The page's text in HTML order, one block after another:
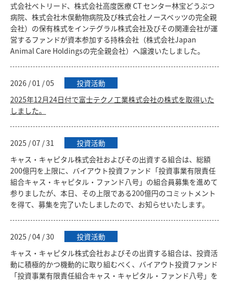
式会社ベトリード、株式会社高度医療 CT センター林宝どうぶつ
病院、株式会社木俣動物病院及び株式会社ノースベッツの完全親
会社）の保有株式をインテグラル株式会社及びその関連会社が運
営するファンドが資本参加する持株会社（株式会社Japan
Animal Care Holdingsの完全親会社）へ譲渡いたしました。
2026 / 01 / 05
投資活動
2025年12月24日付で富士テクノ工業株式会社の株式を取得いた
しました。
2025 / 07 / 31
投資活動
キャス・キャピタル株式会社およびその出資する組合は、総額
200億円を上限に、バイアウト投資ファンド「投資事業有限責任
組合キャス・キャピタル・ファンド八号」の組合員募集を進めて
参りましたが、本日、その上限である200億円のコミットメント
を得て、募集を完了いたしましたので、お知らせいたします。
2025 / 04 / 30
投資活動
キャス・キャピタル株式会社およびその出資する組合は、投資活
動に積極的かつ機動的に取り組むべく、バイアウト投資ファンド
「投資事業有限責任組合キャス・キャピタル・ファンド八号」を